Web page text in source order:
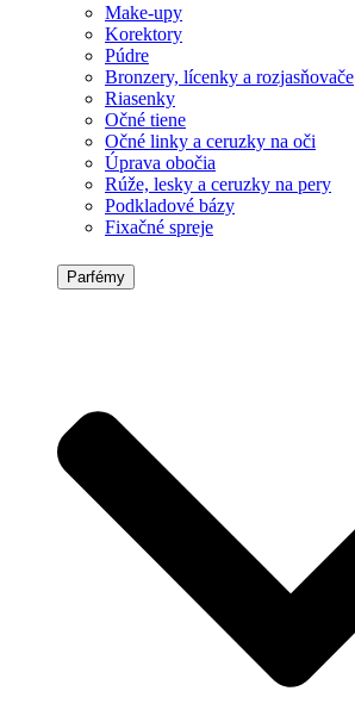
Make-upy
Korektory
Púdre
Bronzery, lícenky a rozjasňovače
Riasenky
Očné tiene
Očné linky a ceruzky na oči
Úprava obočia
Rúže, lesky a ceruzky na pery
Podkladové bázy
Fixačné spreje
Parfémy